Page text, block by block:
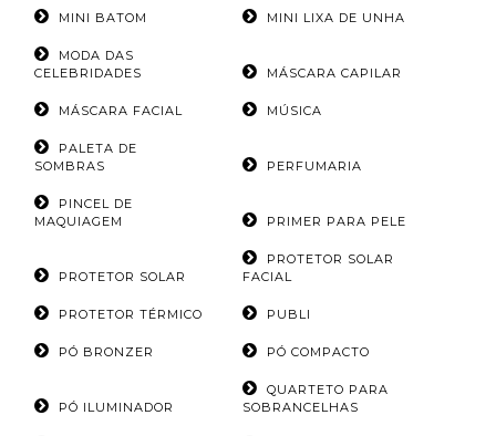
MINI BATOM MINI LIXA DE UNHA
MODA DAS
CELEBRIDADES
MÁSCARA CAPILAR
MÁSCARA FACIAL MÚSICA
PALETA DE
SOMBRAS
PERFUMARIA
PINCEL DE
MAQUIAGEM
PRIMER PARA PELE
PROTETOR SOLAR
PROTETOR SOLAR
FACIAL
PROTETOR TÉRMICO PUBLI
PÓ BRONZER PÓ COMPACTO
PÓ ILUMINADOR
QUARTETO PARA
SOBRANCELHAS